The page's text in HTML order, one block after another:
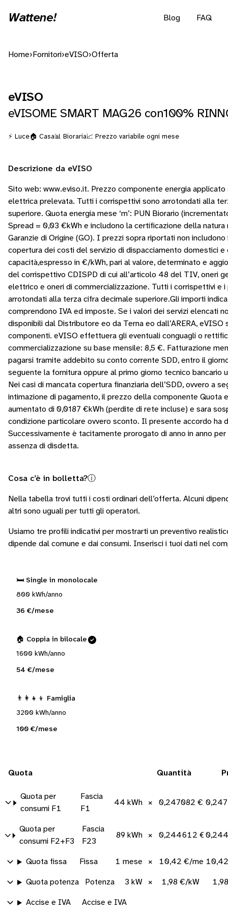
Wattene! Blog FAQ
Home› Fornitori›eVISO›Offerta
eVISO
eVISOME SMART MAG26 con100%
⚡ Luce🏠 Casa📊 Bioraria📈 Prezzo variabile ogni mese
Descrizione da eVISO
Sito web: www.eviso.it. Prezzo componente energia applicato
elettrica prelevata. Tutti i corrispettivi sono arrotondati alla
superiore. Quota energia mese ‘m’: PUN Biorario
Spread = 0,03 €kWh e includono la certificazione della natura
Garanzie di Origine (GO). I prezzi sopra riportati non
copertura dei costi del servizio di dispacciamento domestici
capacità,espresso in €/kWh, pari al valore, determinato e
del corrispettivo CDISPD di cui all’articolo 48 del TIV, oneri
elettrico e oneri di commercializzazione. Tutti i corrispettivi e i
arrotondati alla terza cifra decimale superiore.Gli importi
comprendono IVA ed imposte. Se i valori dei servizi elencati
disponibili dal Distributore eo da Terna eo dall’ARERA, eVISO
componenti. eVISO effettuera gli eventuali conguagli o
commercializzazione su base mensile: 8,5 €. Fatturazione
pagarsi tramite addebito su conto corrente SDD, entro il
seguente la fornitura oppure al primo giorno tecnico bancario
Nei casi di mancata copertura finanziaria dell’SDD, ovvero a
intimazione di pagamento, il prezzo della componente Quota
aumentato di 0,0187 €kWh (perdite di rete incluse) e sara
condizione particolare ovvero sconto. Il presente accordo ha
Successivamente è tacitamente prorogato di anno in anno
assenza di disdetta.
Cosa c’è in bolletta?ⓘ
Nella tabella trovi tutti i costi ordinari dell’offerta. Alcuni
altri sono uguali per tutti gli operatori.
Usiamo tre profili indicativi per mostrarti un preventivo
dipende dal comune e dai consumi. Inserisci i tuoi dati nel
🛏️ Single in monolocale
800 kWh/anno
36 €/mese
🏠 Coppia in bilocale
1600 kWh/anno
54 €/mese
👨‍👩‍👧‍👦 Famiglia
3200 kWh/anno
100 €/mese
Quota Quantità
Quota per
consumi F1
Fascia
F1
44 kWh × 0,247082 €/kWh
Quota per
consumi F2+F3
Fascia
F23
89 kWh × 0,244612 €/kWh
Quota fissa Fissa 1 mese × 10,42 €/mese
Quota potenza Potenza 3 kW × 1,98 €/kW
Accise e IVA Accise e IVA